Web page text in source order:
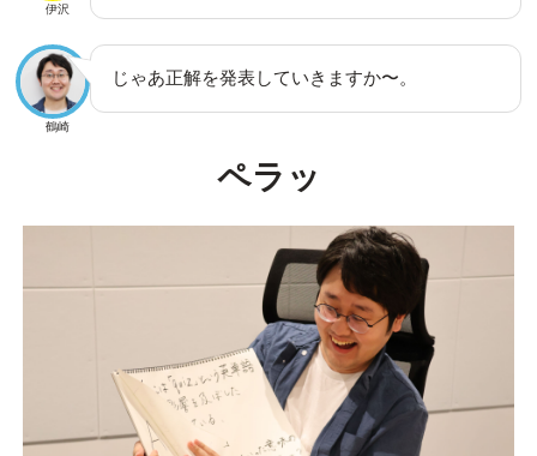
伊沢
鶴崎
じゃあ正解を発表していきますか〜。
ペラッ